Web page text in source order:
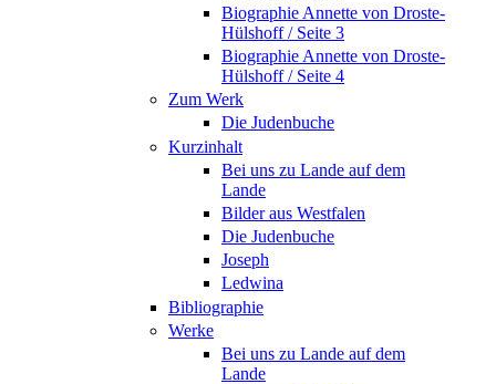
Biographie Annette von Droste-
Hülshoff / Seite 3
Biographie Annette von Droste-
Hülshoff / Seite 4
Zum Werk
Die Judenbuche
Kurzinhalt
Bei uns zu Lande auf dem
Lande
Bilder aus Westfalen
Die Judenbuche
Joseph
Ledwina
Bibliographie
Werke
Bei uns zu Lande auf dem
Lande